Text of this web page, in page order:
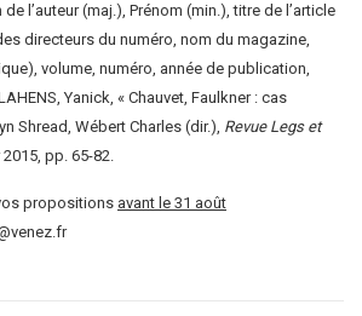
de l’auteur (maj.), Prénom (min.), titre de l’article
directeurs du numéro, nom du magazine,
volume, numéro, année de publication,
Yanick, « Chauvet, Faulkner : cas
Shread, Wébert Charles (dir.), Revue Legs et
pp. 65-82.
propositions avant le 31 août